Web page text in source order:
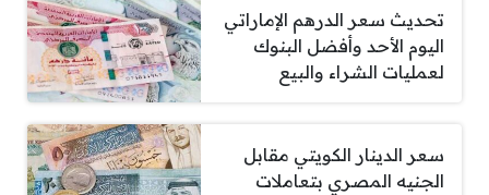
تحديث سعر الدرهم الإماراتي
اليوم الأحد وأفضل البنوك
لعمليات الشراء والبيع
سعر الدينار الكويتي مقابل
الجنيه المصري بتعاملات